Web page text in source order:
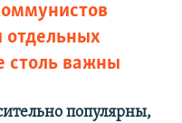
отдельных
столь важны
популярны,